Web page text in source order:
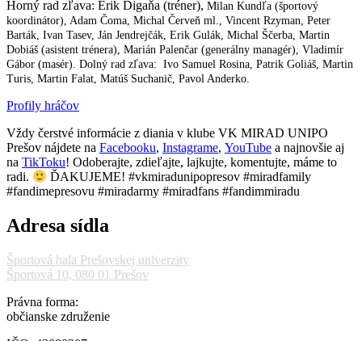
Horný rad zľava: Erik Digaňa (tréner), Milan Kundľa (športový
koordinátor), Adam Čoma, Michal Červeň ml., Vincent Rzyman, Peter
Barták, Ivan Tasev, Ján Jendrejčák, Erik Gulák, Michal Ščerba, Martin
Dobiáš (asistent trénera), Marián Palenčar (generálny managér), Vladimír
Gábor (masér). Dolný rad zľava: Ivo Samuel Rosina, Patrik Goliáš, Martin
Turis, Martin Falat, Matúš Suchanič, Pavol Anderko.
Profily hráčov
Vždy čerstvé informácie z diania v klube VK MIRAD UNIPO
Prešov nájdete na Facebooku, Instagrame, YouTube a najnovšie aj
na TikToku! Odoberajte, zdieľajte, lajkujte, komentujte, máme to
radi.
ĎAKUJEME! #vkmiradunipopresov #miradfamily
#fandimepresovu #miradarmy #miradfans #fandimmiradu
Adresa sídla
Športová hala Prešovskej univerzity
Športová 10, 080 01 Prešov
Právna forma:
občianske združenie